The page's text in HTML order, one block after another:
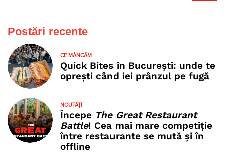
Postări recente
CE MÂNCĂM
Quick Bites în București: unde te
oprești când iei prânzul pe fugă
NOUTĂȚI
Începe The Great Restaurant
Battle! Cea mai mare competiție
între restaurante se mută și în
offline